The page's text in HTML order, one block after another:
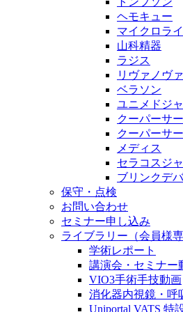
ヘモキュー
マイクロラ
山科精器
ラジス
リヴァノヴァ
ベラソン
ユニメドジ
クーパーサ
クーパーサ
メディス
セラコスジ
ブリンクデ
保守・点検
お問い合わせ
セミナー申し込み
ライブラリー（会員様専
学術レポート
講演会・セミナー
VIO3手術手技動画
消化器内視鏡・呼
Uniportal VATS 特